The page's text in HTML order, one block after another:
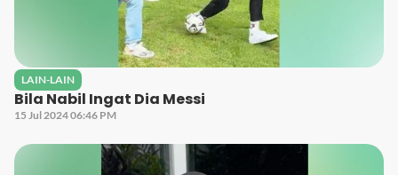
LAIN-LAIN
Bila Nabil Ingat Dia Messi
15 Jul 2024 06:46 PM